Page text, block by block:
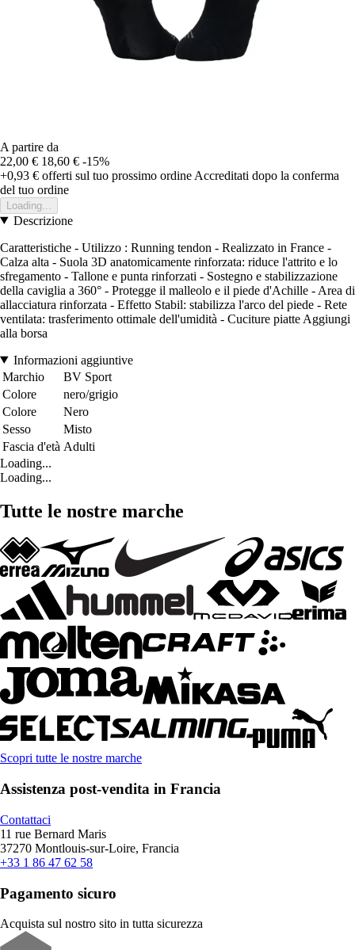
A partire da
22,00 € 18,60 € -15%
+0,93 € offerti sul tuo prossimo ordine Accreditati dopo la conferma
del tuo ordine
Loading...
Descrizione
Caratteristiche - Utilizzo : Running tendon - Realizzato in France -
Calza alta - Suola 3D anatomicamente rinforzata: riduce l'attrito e lo
sfregamento - Tallone e punta rinforzati - Sostegno e stabilizzazione
della caviglia a 360° - Protegge il malleolo e il piede d'Achille - Area di
allacciatura rinforzata - Effetto Stabil: stabilizza l'arco del piede - Rete
ventilata: trasferimento ottimale dell'umidità - Cuciture piatte Aggiungi
alla borsa
Informazioni aggiuntive
Marchio
BV Sport
Colore
nero/grigio
Colore
Nero
Sesso
Misto
Fascia d'età Adulti
Loading...
Loading...
Tutte le nostre marche
Scopri tutte le nostre marche
Assistenza post-vendita in Francia
Contattaci
11 rue Bernard Maris
37270 Montlouis-sur-Loire, Francia
+33 1 86 47 62 58
Pagamento sicuro
Acquista sul nostro sito in tutta sicurezza